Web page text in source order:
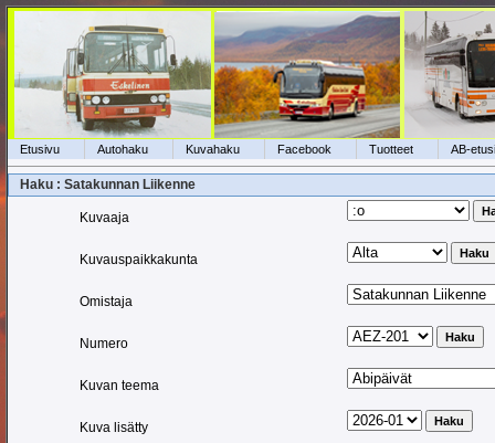
Etusivu Autohaku Kuvahaku Facebook Tuotteet AB-
Haku : Satakunnan Liikenne
Kuvaaja
Kuvauspaikkakunta
Omistaja
Numero
Kuvan teema
Kuva lisätty